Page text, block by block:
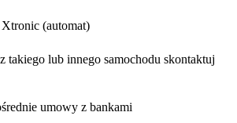
(automat)
takiego lub innego samochodu skontaktuj
umowy z bankami